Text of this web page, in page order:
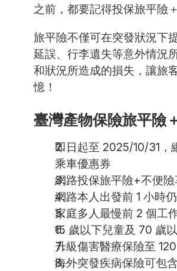
之前，都要記得投保旅平險
旅平險不僅可在突發狀況下
延誤、行李遺失等意外情況
和狀況所造成的損失，讓旅
憶！
臺灣產物保險旅平險
即日起至 2025/10/31，
乘車優惠券
網路投保旅平險+不便
網路本人出發前 1 小時
家庭多人最慢前 2 個工
15 歲以下兒童及 70 歲
升級傷害醫療保險至
海外突發疾病保險可包